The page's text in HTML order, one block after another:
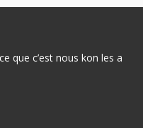
que c’est nous kon les a